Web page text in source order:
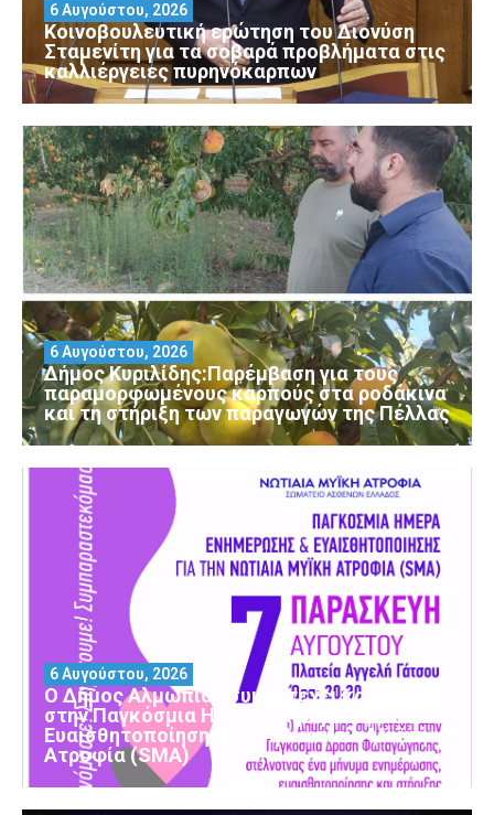
Κοινοβουλευτική ερώτηση του Διονύση
Σταμενίτη για τα σοβαρά προβλήματα στις
καλλιέργειες πυρηνόκαρπων
6 Αυγούστου, 2026
Δήμος Κυριλίδης:Παρέμβαση για τους
παραμορφωμένους καρπούς στα ροδάκινα
και τη στήριξη των παραγωγών της Πέλλας
6 Αυγούστου, 2026
Ο Δήμος Αλμωπίας συμμετέχει και φέτος
στην Παγκόσμια Ημέρα Ενημέρωσης και
Ευαισθητοποίησης για τη Νωτιαία Μυϊκή
Ατροφία (SMA)
6 Αυγούστου, 2026